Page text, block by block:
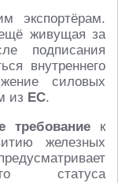
экспортёрам.
живущая за
подписания
внутреннего
силовых
из ЕС.
требование к
железных
статуса